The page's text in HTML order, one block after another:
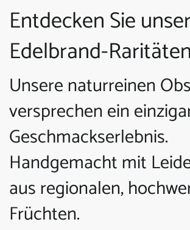
Entdecken Sie
Edelbrand-Raritäten
Unsere naturreinen
versprechen ein
Geschmackserlebnis.
Handgemacht mit
aus regionalen,
Früchten.